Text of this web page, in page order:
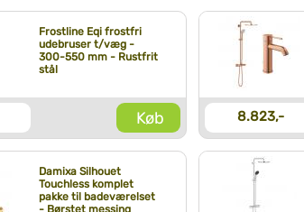
Frostline Eqi frostfri
udebruser t/væg -
300-550 mm - Rustfrit
stål
Køb 8.823,-
Damixa Silhouet
Touchless komplet
pakke til badeværelset
- Børstet messing